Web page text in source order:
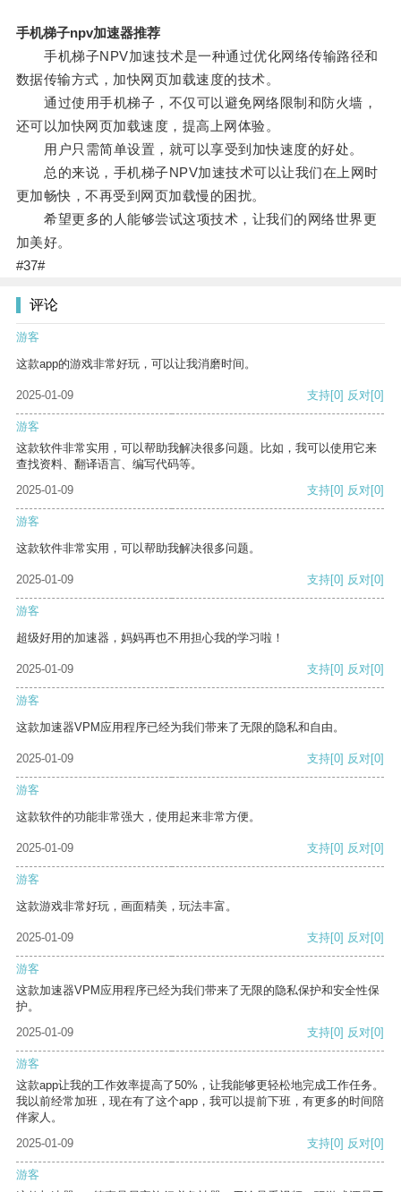
手机梯子npv加速器推荐
手机梯子NPV加速技术是一种通过优化网络传输路径和
数据传输方式，加快网页加载速度的技术。
通过使用手机梯子，不仅可以避免网络限制和防火墙，
还可以加快网页加载速度，提高上网体验。
用户只需简单设置，就可以享受到加快速度的好处。
总的来说，手机梯子NPV加速技术可以让我们在上网时
更加畅快，不再受到网页加载慢的困扰。
希望更多的人能够尝试这项技术，让我们的网络世界更
加美好。
#37#
评论
游客
这款app的游戏非常好玩，可以让我消磨时间。
2025-01-09 支持[0] 反对[0]
游客
这款软件非常实用，可以帮助我解决很多问题。比如，我可以使用它来
查找资料、翻译语言、编写代码等。
2025-01-09
支持[0] 反对[0]
游客
这款软件非常实用，可以帮助我解决很多问题。
2025-01-09 支持[0] 反对[0]
游客
超级好用的加速器，妈妈再也不用担心我的学习啦！
2025-01-09 支持[0] 反对[0]
游客
这款加速器VPM应用程序已经为我们带来了无限的隐私和自由。
2025-01-09 支持[0] 反对[0]
游客
这款软件的功能非常强大，使用起来非常方便。
2025-01-09 支持[0] 反对[0]
游客
这款游戏非常好玩，画面精美，玩法丰富。
2025-01-09 支持[0] 反对[0]
游客
这款加速器VPM应用程序已经为我们带来了无限的隐私保护和安全性保
护。
2025-01-09
支持[0] 反对[0]
游客
这款app让我的工作效率提高了50%，让我能够更轻松地完成工作任务。
我以前经常加班，现在有了这个app，我可以提前下班，有更多的时间陪
伴家人。
2025-01-09
支持[0] 反对[0]
游客